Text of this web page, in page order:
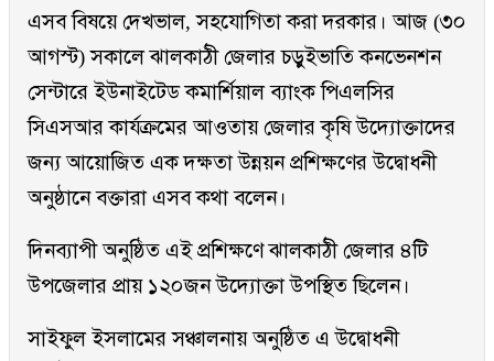
এসব বিষয়ে দেখভাল, সহযোগিতা করা দরকার। আজ (৩০
আগস্ট) সকালে ঝালকাঠী জেলার চড়ুইভাতি কনভেনশন
সেন্টারে ইউনাইটেড কমার্শিয়াল ব্যাংক পিএলসির
সিএসআর কার্যক্রমের আওতায় জেলার কৃষি উদ্যোক্তাদের
জন্য আয়োজিত এক দক্ষতা উন্নয়ন প্রশিক্ষণের উদ্বোধনী
অনুষ্ঠানে বক্তারা এসব কথা বলেন।
দিনব্যাপী অনুষ্ঠিত এই প্রশিক্ষণে ঝালকাঠী জেলার ৪টি
উপজেলার প্রায় ১২০জন উদ্যোক্তা উপস্থিত ছিলেন।
সাইফুল ইসলামের সঞ্চালনায় অনুষ্ঠিত এ উদ্বোধনী